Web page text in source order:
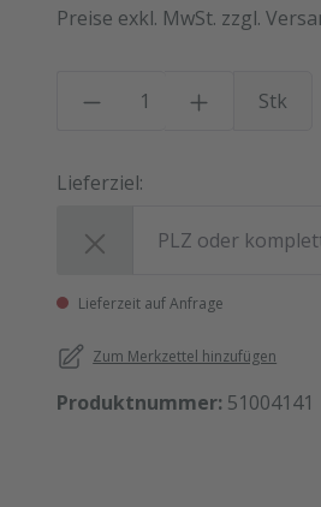
Preise exkl. MwSt. zzgl.
Stk
Lieferziel:
Lieferzeit auf Anfrage
Zum Merkzettel hinzufügen
Produktnummer: 51004141